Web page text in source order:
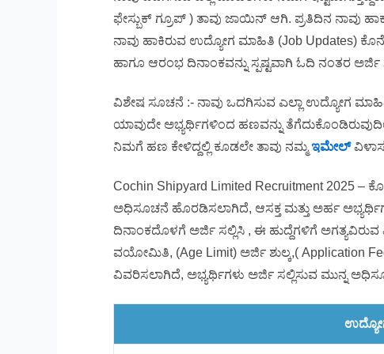
ಫೇಸ್ಬುಕ್ ಗ್ರೂಪ್ ) ತಾವು ಜಾಯಿನ್ ಆಗಿ. ಪ್ರತಿದಿನ ನಾವು
ನಾವು ಹಾಕಿರುವ ಉದ್ಯೋಗ ಮಾಹಿತಿ (Job Updates)
ಹಾಗೂ ಆರಂಭ ದಿನಾಂಕವನ್ನು ಸ್ಪಷ್ಟವಾಗಿ ಓದಿ ನಂತರ ಅರ್ಜಿ
ವಿಶೇಷ ಸೂಚನೆ :- ನಾವು ಒದಗಿಸುವ ಎಲ್ಲಾ ಉದ್ಯೋಗ
ಯಾವುದೇ ಅಭ್ಯರ್ಥಿಗಳಿಂದ ಹಣವನ್ನು
ನಿಮಗೆ ಹಣ ಕೇಳಿದ್ದಲ್ಲಿ ಕೂಡಲೇ ತಾವು ನಮ್ಮಇಮೇಲ್
Cochin Shipyard Limited Recruitment
ಅಧಿಸೂಚನೆ ಹೊರಡಿಸಲಾಗಿದೆ, ಆಸಕ್ತ ಮತ್ತು ಅರ್ಹ
ದಿನಾಂಕದೊಳಗೆ ಅರ್ಜಿ ಸಲ್ಲಿಸಿ , ಈ ಹುದ್ದೆಗಳಿಗೆ ಅಗತ್ಯವಿರುವ
ವಯೋಮಿತಿ, (Age Limit) ಅರ್ಜಿ ಶುಲ್ಕ,( Application
ವಿವರಿಸಲಾಗಿದೆ, ಅಭ್ಯರ್ಥಿಗಳು ಅರ್ಜಿ ಸಲ್ಲಿಸುವ ಮುನ್ನ